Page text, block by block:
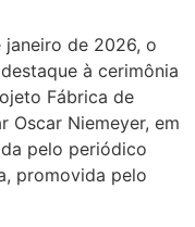
de 2026, o
à cerimônia
Fábrica de
Oscar Niemeyer, em
pelo periódico
promovida pelo